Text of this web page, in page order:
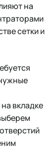
на
сетки и
вкладке